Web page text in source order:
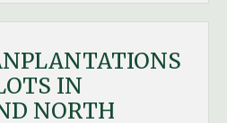
IN
NORTH